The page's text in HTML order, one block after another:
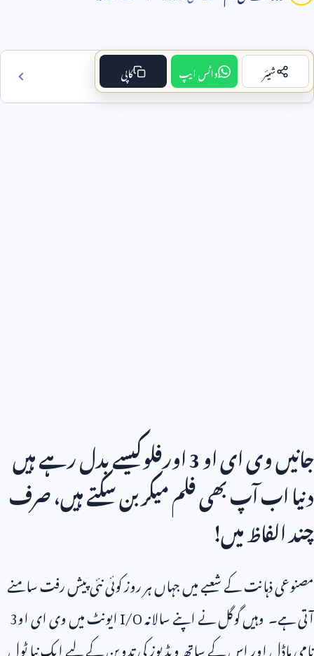
فہرست مضمون
جانیں وی ای او3اورفلوکیسے بدل رہے ہیں
دنیا اب آپ بھی فلم میکر بن سکتے ہیں، صرف
چند الفاظ میں!
مصنوعی ذہانت کے شعبے میں جہاں ہر روز کوئی نئی پیش رفت سامنے
آتی ہے۔ وہیں گوگل نے اپنے سالانہI/Oایونٹ میں وی ای او3
نامی ماڈل اور اس کے ساتھ ویڈیوز کی تدوین کے لیے ایک نیا ٹول
شیئر واٹس ایپ کاپی